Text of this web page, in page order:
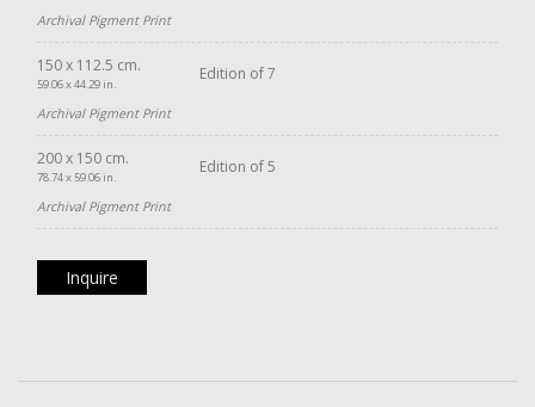
Archival Pigment Print
150 x 112.5 cm.
59.06 x 44.29 in.
Edition of 7
Archival Pigment Print
200 x 150 cm.
78.74 x 59.06 in.
Edition of 5
Archival Pigment Print
Inquire